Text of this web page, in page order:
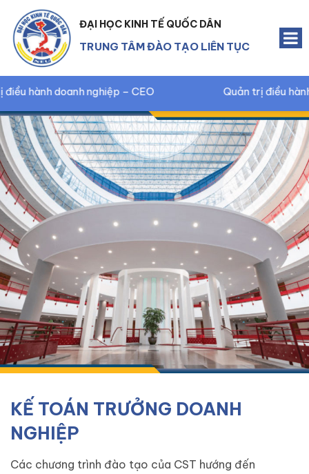
ĐẠI HỌC KINH TẾ QUỐC DÂN
TRUNG TÂM ĐÀO TẠO LIÊN TỤC
Quản trị điều hành doanh nghiệp – CEO
KẾ TOÁN TRƯỞNG DOANH
NGHIỆP
Các chương trình đào tạo của CST hướng đến